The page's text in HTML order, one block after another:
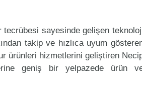
tecrübesi sayesinde gelişen
takip ve hızlıca uyum
ürünleri hizmetlerini geliştiren
geniş bir yelpazede ürün